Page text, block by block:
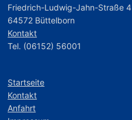
Friedrich-Ludwig-Jahn-Straße 4
64572 Büttelborn
Kontakt
Tel. (06152) 56001
Startseite
Kontakt
Anfahrt